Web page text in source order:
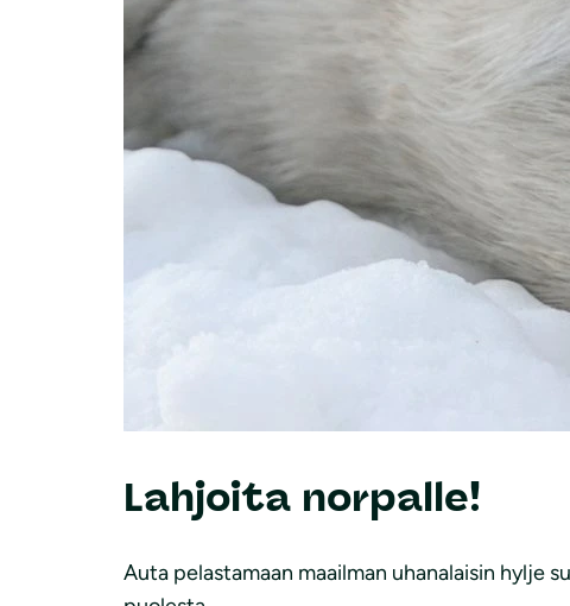
Lahjoita norpalle!
Auta pelastamaan maailman uhanalaisin hylje